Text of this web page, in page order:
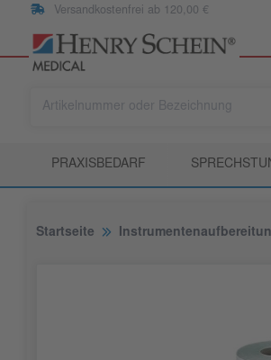
Versandkostenfrei ab 120,00 €
PRAXISBEDARF
Startseite